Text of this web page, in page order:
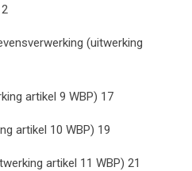
(uitwerking
artikel 9 WBP) 17
artikel 10 WBP) 19
artikel 11 WBP) 21